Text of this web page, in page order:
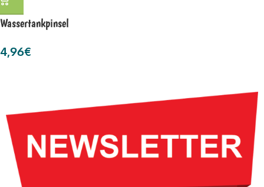
Wassertankpinsel
4,96€